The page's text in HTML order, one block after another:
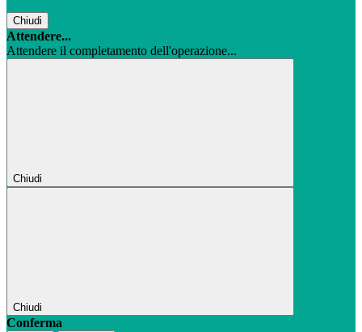
Chiudi
Attendere...
Attendere il completamento dell'operazione...
Chiudi
Chiudi
Conferma